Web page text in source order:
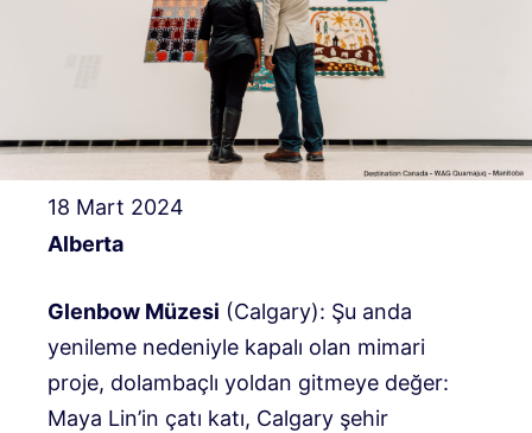
18 Mart 2024
Alberta
Glenbow Müzesi (Calgary): Şu anda
yenileme nedeniyle kapalı olan mimari
proje, dolambaçlı yoldan gitmeye değer:
Maya Lin’in çatı katı, Calgary şehir